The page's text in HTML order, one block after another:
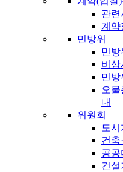
관련
계약
민방위
민방
비상
민방
오
내
위원회
도시
건축
공공
건설